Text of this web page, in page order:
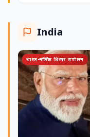
India
भारत-नॉर्डिक शिखर सम्मेलन